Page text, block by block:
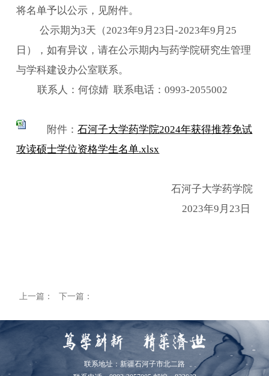
将名单予以公示，见附件。
公示期为3天（2023年9 月23 日-2023年9 月25
日），如有异议，请在公示期内与药学院研究生管理
与学科建设办公室联系。
联系人：何倞婧联系电话：0993-2055002
附件：石河子大学药学院2024年获得推荐免试
攻读硕士学位资格学生名单.xlsx
石河子大学药学院
2023年9 月 23 日
上一篇： 下一篇：
联系地址：新疆石河子市北二路